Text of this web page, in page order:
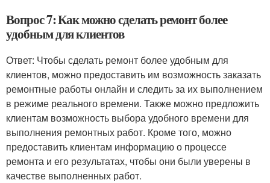
Вопрос 7: Как можно сделать ремонт более
удобным для клиентов
Ответ: Чтобы сделать ремонт более удобным для
клиентов, можно предоставить им возможность заказать
ремонтные работы онлайн и следить за их выполнением
в режиме реального времени. Также можно предложить
клиентам возможность выбора удобного времени для
выполнения ремонтных работ. Кроме того, можно
предоставить клиентам информацию о процессе
ремонта и его результатах, чтобы они были уверены в
качестве выполненных работ.